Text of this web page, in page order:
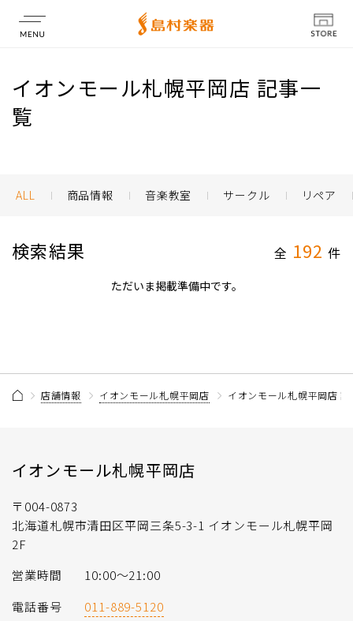
店舗情報
イオンモール札幌平岡店 記事一
覧
ALL 商品情報 音楽教室 サークル リペア
検索結果 全 192 件
ただいま掲載準備中です。
店舗情報 イオンモール札幌平岡店 イオンモール札幌平岡店
イオンモール札幌平岡店
〒004-0873
北海道札幌市清田区平岡三条5-3-1 イオンモール札幌平岡
2F
営業時間
10:00～21:00
電話番号
011-889-5120